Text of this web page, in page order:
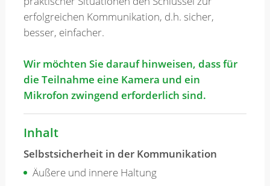
erfolgreichen Kommunikation, d.h. sicher,
besser, einfacher.
Wir möchten Sie darauf hinweisen, dass für
die Teilnahme eine Kamera und ein
Mikrofon zwingend erforderlich sind.
Inhalt
Selbstsicherheit in der Kommunikation
Äußere und innere Haltung